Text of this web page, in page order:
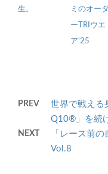
生。 ミのオーダ
ーTRIウエ
ア'25
PREV
世界で戦える
Q10®」を続
NEXT
「レース前
Vol.8